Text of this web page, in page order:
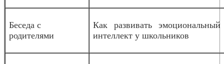
Беседа с
родителями
Как развивать эмоциональный
интеллект у школьников